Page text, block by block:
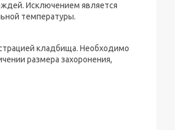
Исключением является
температуры.
кладбища. Необходимо
размера захоронения,